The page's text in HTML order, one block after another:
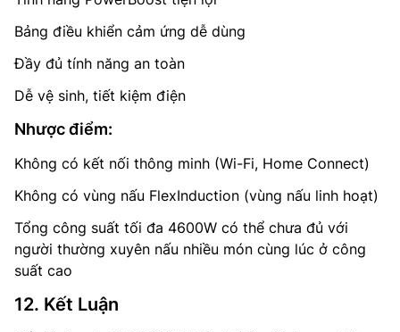
Bảng điều khiển cảm ứng dễ dùng
Đầy đủ tính năng an toàn
Dễ vệ sinh, tiết kiệm điện
Nhược điểm:
Không có kết nối thông minh (Wi-Fi, Home Connect)
Không có vùng nấu FlexInduction (vùng nấu linh hoạt)
Tổng công suất tối đa 4600W có thể chưa đủ với
người thường xuyên nấu nhiều món cùng lúc ở công
suất cao
12. Kết Luận